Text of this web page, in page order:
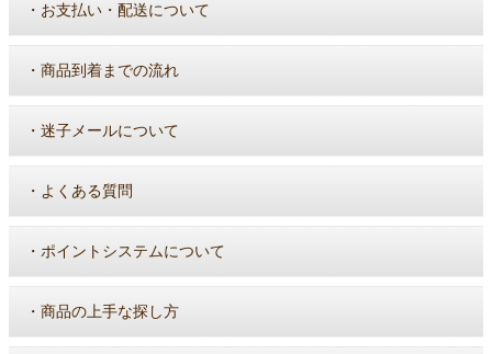
・ お支払い・配送について
・ 商品到着までの流れ
・ 迷子メールについて
・ よくある質問
・ ポイントシステムについて
・ 商品の上手な探し方